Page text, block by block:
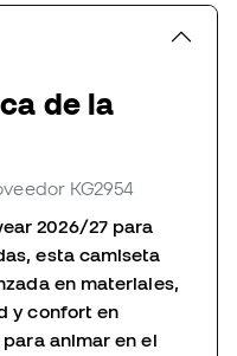
de la
KG2954
2026/27 para
esta camiseta
en materiales,
y confort en
animar en el